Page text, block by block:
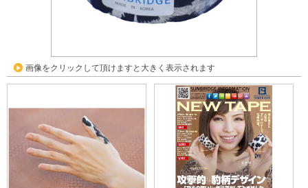
画像をクリックして頂けますと大きく表示されます